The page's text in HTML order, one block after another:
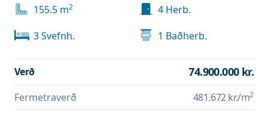
155.5 m2 4 Herb.
3Svefnh. 1 Baðherb.
Verð 74.900.000 kr.
Fermetraverð 481.672 kr./m2